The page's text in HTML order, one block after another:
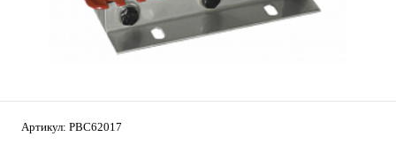
Артикул: PBC62017